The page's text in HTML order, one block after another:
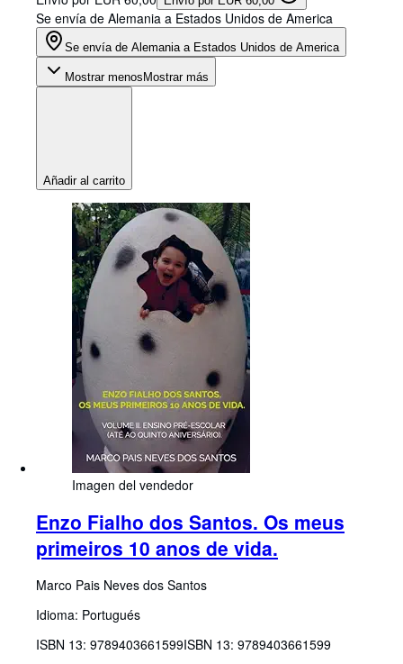
Se envía de Alemania a Estados Unidos de America
Se envía de Alemania a Estados Unidos de America
Mostrar menosMostrar más
Añadir al carrito
Imagen del vendedor
Enzo Fialho dos Santos. Os meus
primeiros 10 anos de vida.
Marco Pais Neves dos Santos
Idioma: Portugués
ISBN 13: 9789403661599ISBN 13: 9789403661599